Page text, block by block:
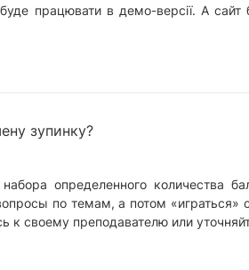
працювати в демо-версії. А сайт
зупинку?
определенного количества
по темам, а потом «играться»
к своему преподавателю или